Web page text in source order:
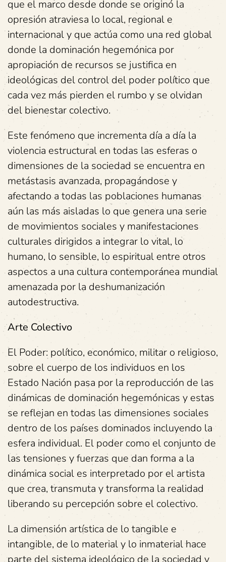
que el marco desde donde se originó la
opresión atraviesa lo local, regional e
internacional y que actúa como una red global
donde la dominación hegemónica por
apropiación de recursos se justifica en
ideológicas del control del poder político que
cada vez más pierden el rumbo y se olvidan
del bienestar colectivo.
Este fenómeno que incrementa día a día la
violencia estructural en todas las esferas o
dimensiones de la sociedad se encuentra en
metástasis avanzada, propagándose y
afectando a todas las poblaciones humanas
aún las más aisladas lo que genera una serie
de movimientos sociales y manifestaciones
culturales dirigidos a integrar lo vital, lo
humano, lo sensible, lo espiritual entre otros
aspectos a una cultura contemporánea mundial
amenazada por la deshumanización
autodestructiva.
Arte Colectivo
El Poder: político, económico, militar o religioso,
sobre el cuerpo de los individuos en los
Estado Nación pasa por la reproducción de las
dinámicas de dominación hegemónicas y estas
se reflejan en todas las dimensiones sociales
dentro de los países dominados incluyendo la
esfera individual. El poder como el conjunto de
las tensiones y fuerzas que dan forma a la
dinámica social es interpretado por el artista
que crea, transmuta y transforma la realidad
liberando su percepción sobre el colectivo.
La dimensión artística de lo tangible e
intangible, de lo material y lo inmaterial hace